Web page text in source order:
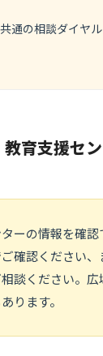
通の相談ダイヤル
育支援セ
ーの情報を確認
確認ください、
談ください。広
ります。